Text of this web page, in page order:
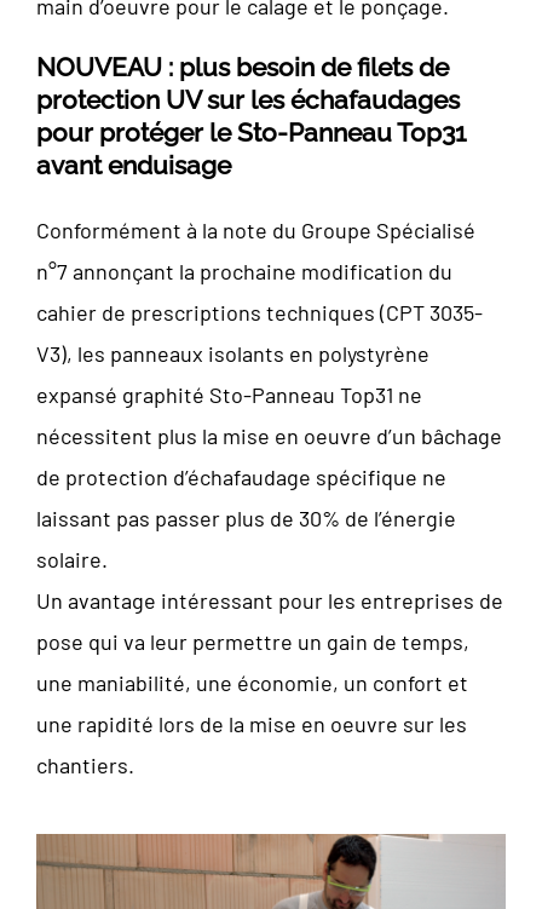
main d’oeuvre pour le calage et le ponçage.
NOUVEAU : plus besoin de filets de
protection UV sur les échafaudages
pour protéger le Sto-Panneau Top31
avant enduisage
Conformément à la note du Groupe Spécialisé
n°7 annonçant la prochaine modification du
cahier de prescriptions techniques (CPT 3035-
V3), les panneaux isolants en polystyrène
expansé graphité Sto-Panneau Top31 ne
nécessitent plus la mise en oeuvre d’un bâchage
de protection d’échafaudage spécifique ne
laissant pas passer plus de 30% de l’énergie
solaire.
Un avantage intéressant pour les entreprises de
pose qui va leur permettre un gain de temps,
une maniabilité, une économie, un confort et
une rapidité lors de la mise en oeuvre sur les
chantiers.